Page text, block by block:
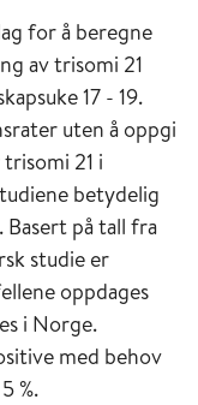
for å beregne
av trisomi 21
17 - 19.
uten å oppgi
21 i
betydelig
Basert på tall fra
studie er
oppdages
i Norge.
med behov
%.